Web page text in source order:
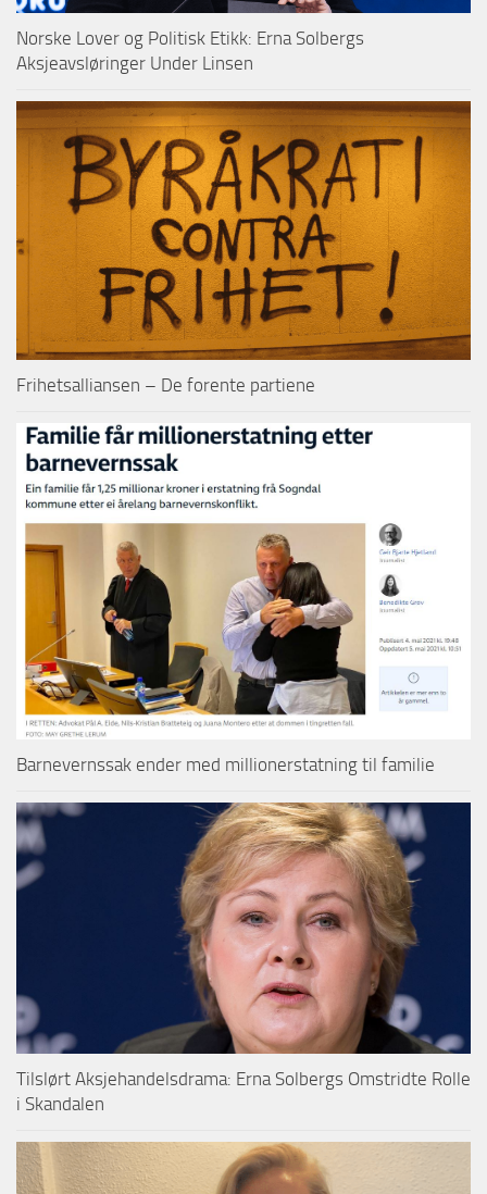
Norske Lover og Politisk Etikk: Erna Solbergs
Aksjeavsløringer Under Linsen
Frihetsalliansen – De forente partiene
Barnevernssak ender med millionerstatning til familie
Tilslørt Aksjehandelsdrama: Erna Solbergs Omstridte Rolle
i Skandalen